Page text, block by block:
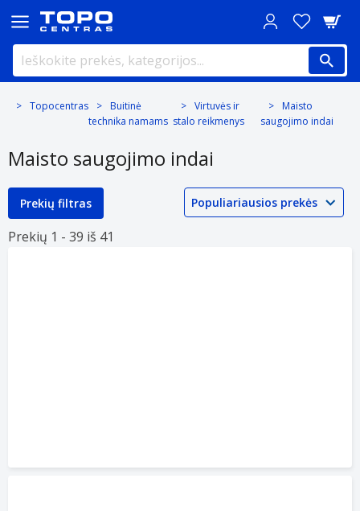
Topocentras
Buitinė
technika namams
Virtuvės ir
stalo reikmenys
Maisto
saugojimo indai
Maisto saugojimo indai
Prekių filtras
Prekių 1 - 39 iš 41